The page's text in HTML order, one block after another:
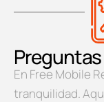
En Free Mobile
tranquilidad.